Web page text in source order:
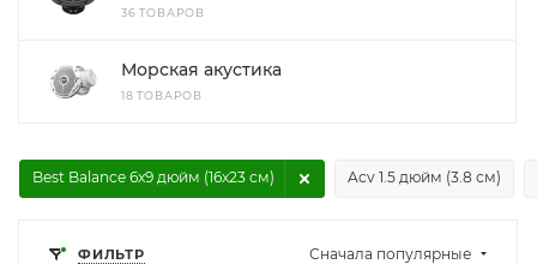
36 ТОВАРОВ
Морская акустика
18 ТОВАРОВ
Acv 1.5 дюйм (3.8 см)
Best Balance 6x9 дюйм (16x23 см)
ФИЛЬТР Сначала популярные